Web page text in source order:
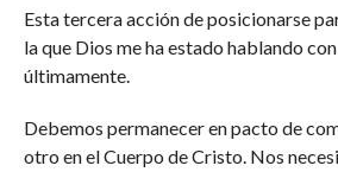
Esta tercera acción de posicionarse
la que Dios me ha estado hablando
últimamente.
Debemos permanecer en pacto de
otro en el Cuerpo de Cristo. Nos